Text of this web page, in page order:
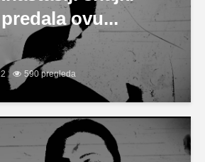
ovu...
590 pregleda